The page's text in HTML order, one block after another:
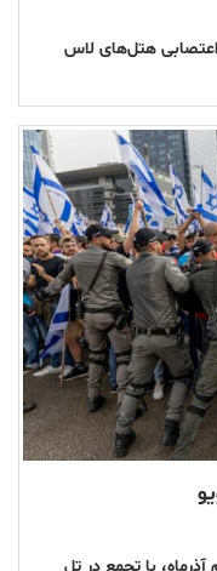
روز شنبه 3 آذرماه، ۵۷ کارگر اعتصابی هتل‌های لاس